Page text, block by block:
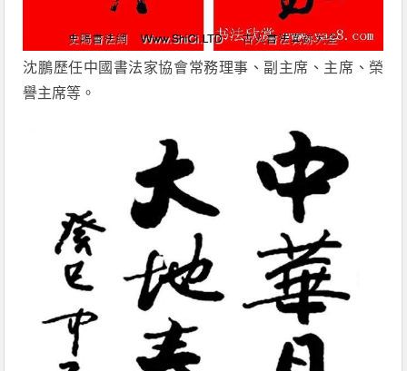
沈鵬歷任中國書法家協會常務理事、副主席、主席、榮
譽主席等。